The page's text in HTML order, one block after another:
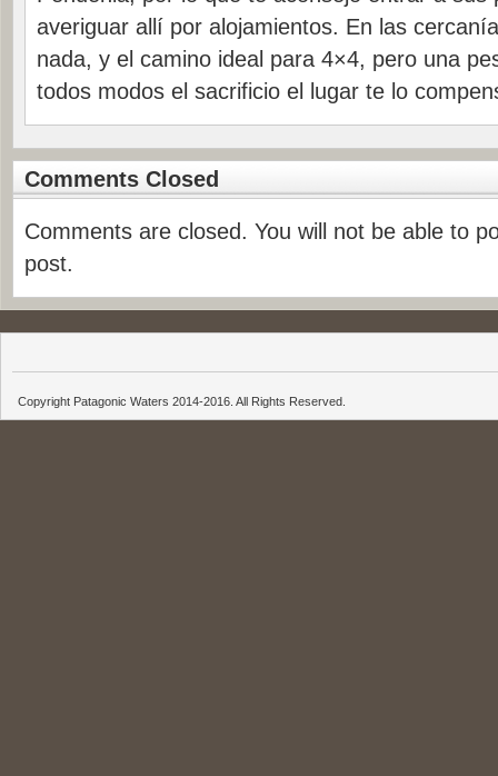
averiguar allí por alojamientos. En las
nada, y el camino ideal para 4×4, pero una
todos modos el sacrificio el lugar te lo
Comments Closed
Comments are closed. You will not be able to
post.
Copyright Patagonic Waters 2014-2016. All Rights Reserved.